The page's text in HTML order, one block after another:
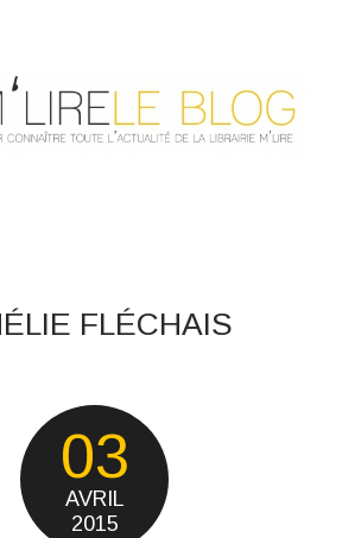
FLÉCHAIS
03
AVRIL
2015